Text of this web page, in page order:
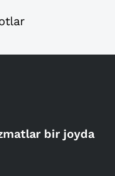
bir joyda